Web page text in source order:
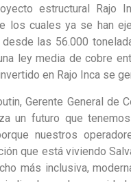
estructural Rajo
los cuales ya se han
desde las 56.000
ley media de cobre
en Rajo Inca se
Gerente General de
un futuro que
nuestros
que está viviendo
más inclusiva,